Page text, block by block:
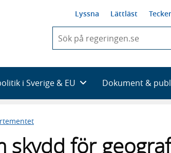
Lyssna Lättläst
du
skriva
framträder
en
i Sverige & EU Dokument &
skydd för